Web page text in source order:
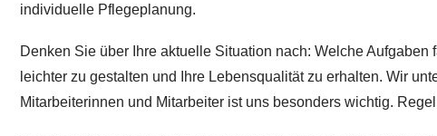
individuelle Pflegeplanung.
Denken Sie über Ihre aktuelle Situation nach: Welche
leichter zu gestalten und Ihre Lebensqualität zu erhalten. Wir
Mitarbeiterinnen und Mitarbeiter ist uns besonders wichtig.